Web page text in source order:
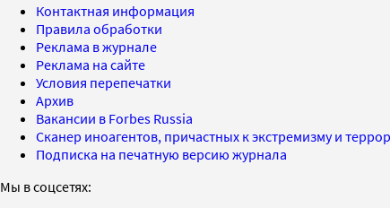
Контактная информация
Правила обработки
Реклама в журнале
Реклама на сайте
Условия перепечатки
Архив
Вакансии в Forbes Russia
Сканер иноагентов, причастных к экстремизму и
Подписка на печатную версию журнала
Мы в соцсетях: